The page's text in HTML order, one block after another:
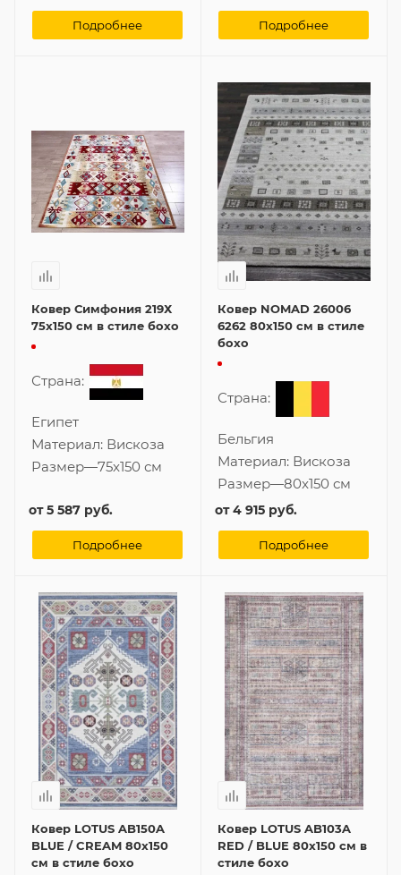
Подробнее Подробнее
Ковер Симфония 219Х
75x150 см в стиле бохо
Страна:
Египет
Материал: Вискоза
Размер—75x150 см
от5 587 руб.
Подробнее
Ковер NOMAD 26006
6262 80x150 см в стиле
бохо
Страна:
Бельгия
Материал: Вискоза
Размер—80x150 см
от4 915 руб.
Подробнее
Ковер LOTUS AB150A
BLUE / CREAM 80x150
см в стиле бохо
Ковер LOTUS AB103A
RED / BLUE 80x150 см в
стиле бохо